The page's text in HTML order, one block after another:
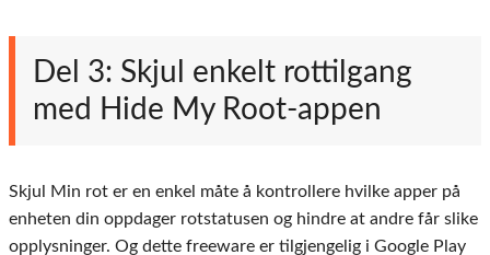
Del 3: Skjul enkelt rottilgang
med Hide My Root-appen
Skjul Min rot er en enkel måte å kontrollere hvilke apper på
enheten din oppdager rotstatusen og hindre at andre får slike
opplysninger. Og dette freeware er tilgjengelig i Google Play